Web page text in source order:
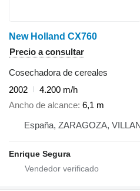
New Holland CX760
Precio a consultar
Cosechadora de cereales
2002
4.200 m/h
Ancho de alcance 6,1 m
España, ZARAGOZA,
Enrique Segura